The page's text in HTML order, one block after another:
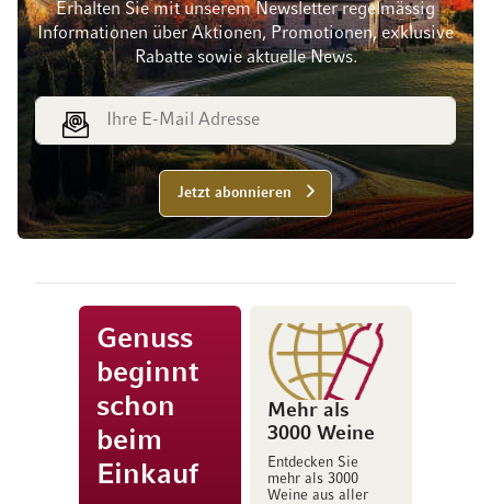
Erhalten Sie mit unserem Newsletter regelmässig
Informationen über Aktionen, Promotionen, exklusive
Rabatte sowie aktuelle News.
E-Mail Adresse
Jetzt abonnieren
Genuss
beginnt
schon
beim
Einkauf
Mehr als
3000 Weine
Entdecken Sie
mehr als 3000
Weine aus aller